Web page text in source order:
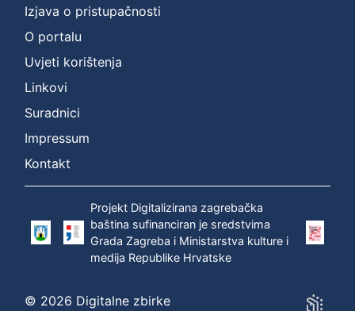
Izjava o pristupačnosti
O portalu
Uvjeti korištenja
Linkovi
Suradnici
Impressum
Kontakt
Projekt Digitalizirana zagrebačka
baština sufinanciran je sredstvima
Grada Zagreba i Ministarstva kulture i
medija Republike Hrvatske
© 2026 Digitalne zbirke